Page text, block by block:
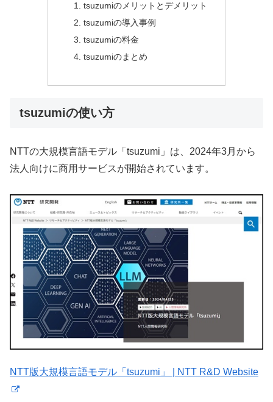
tsuzumiのメリットとデメリット
tsuzumiの導入事例
tsuzumiの料金
tsuzumiのまとめ
tsuzumiの使い方
NTTの大規模言語モデル「tsuzumi」は、2024年3月から
法人向けに商用サービスが開始されています。
NTT版大規模言語モデル「tsuzumi」 | NTT R&D Website